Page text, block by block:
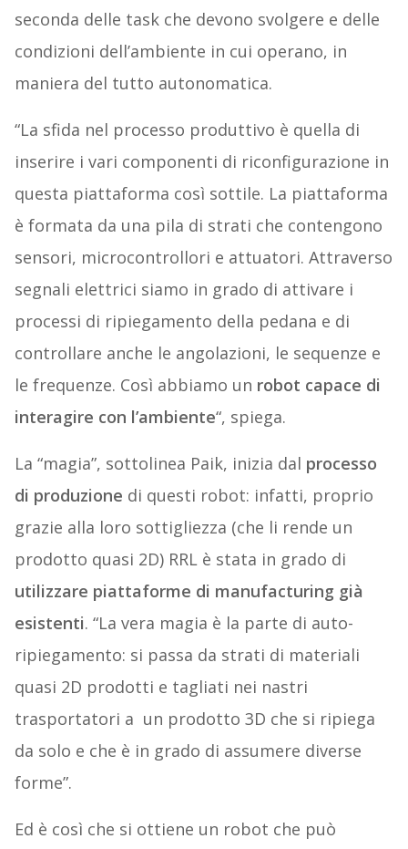
seconda delle task che devono svolgere e delle
condizioni dell’ambiente in cui operano, in
maniera del tutto autonomatica.
“La sfida nel processo produttivo è quella di
inserire i vari componenti di riconfigurazione in
questa piattaforma così sottile. La piattaforma
è formata da una pila di strati che contengono
sensori, microcontrollori e attuatori. Attraverso
segnali elettrici siamo in grado di attivare i
processi di ripiegamento della pedana e di
controllare anche le angolazioni, le sequenze e
le frequenze. Così abbiamo un robot capace di
interagire con l’ambiente“, spiega.
La “magia”, sottolinea Paik, inizia dal processo
di produzione di questi robot: infatti, proprio
grazie alla loro sottigliezza (che li rende un
prodotto quasi 2D) RRL è stata in grado di
utilizzare piattaforme di manufacturing già
esistenti. “La vera magia è la parte di auto-
ripiegamento: si passa da strati di materiali
quasi 2D prodotti e tagliati nei nastri
trasportatori a un prodotto 3D che si ripiega
da solo e che è in grado di assumere diverse
forme”.
Ed è così che si ottiene un robot che può